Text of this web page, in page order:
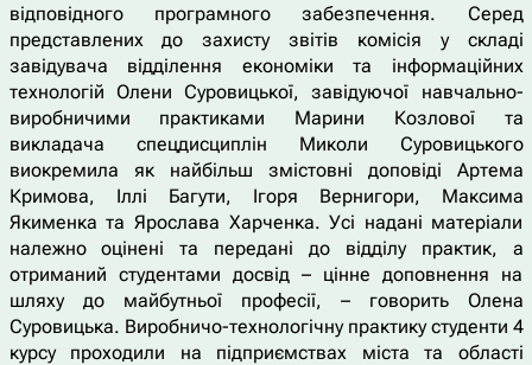
відповідного програмного забезпечення. Серед
представлених до захисту звітів комісія у складі
завідувача відділення економіки та інформаційних
технологій Олени Суровицької, завідуючої навчально-
виробничими практиками Марини Козлової та
викладача спецдисциплін Миколи Суровицького
виокремила як найбільш змістовні доповіді Артема
Кримова, Іллі Багути, Ігоря Вернигори, Максима
Якименка та Ярослава Харченка. Усі надані матеріали
належно оцінені та передані до відділу практик, а
отриманий студентами досвід – цінне доповнення на
шляху до майбутньої професії, – говорить Олена
Суровицька. Виробничо-технологічну практику студенти 4
курсу проходили на підприємствах міста та області